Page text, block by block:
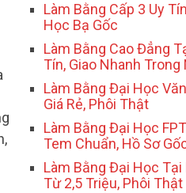
Làm Bằng Cấp 3 Uy
Học Bạ Gốc
Làm Bằng Cao Đẳng
Tín, Giao Nhanh Trong
Làm Bằng Đại Học
Giá Rẻ, Phôi Thật
Làm Bằng Đại Học
Tem Chuẩn, Hồ Sơ
Làm Bằng Đại Học Tại
Từ 2,5 Triệu, Phôi Thật